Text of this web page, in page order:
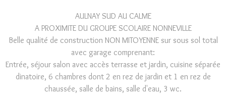
AULNAY SUD AU CALME
A PROXIMITE DU GROUPE SCOLAIRE NONNEVILLE
Belle qualité de construction NON MITOYENNE sur sous sol total
avec garage comprenant:
Entrée, séjour salon avec accès terrasse et jardin, cuisine séparée
dinatoire, 6 chambres dont 2 en rez de jardin et 1 en rez de
chaussée, salle de bains, salle d'eau, 3 wc.